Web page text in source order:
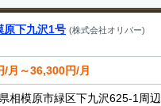
下九沢1号 (株式会社オリバー)
/月～36,300円/月
相模原市緑区下九沢625-1周辺